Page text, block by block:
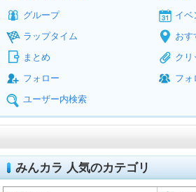
グループ
イベ
ラップタイム
おす
まとめ
クリ
フォロー
フォ
ユーザー内検索
みんカラ 人気のカテゴリ